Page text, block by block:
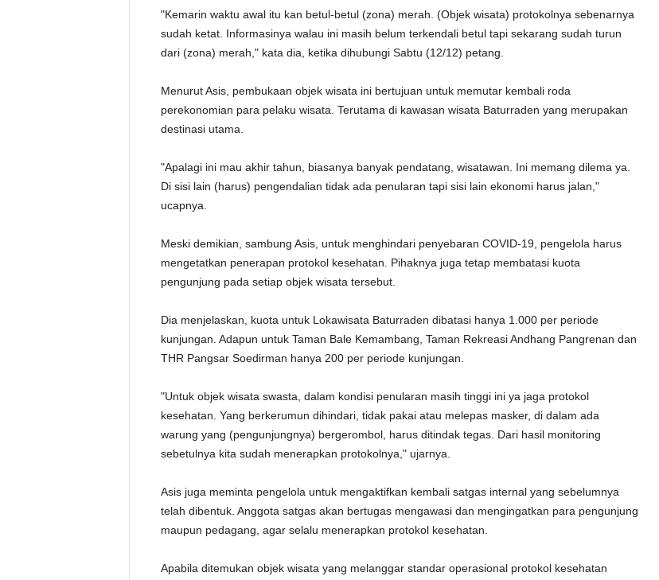
"Kemarin waktu awal itu kan betul-betul (zona) merah. (Objek wisata) protokolnya sebenarnya
sudah ketat. Informasinya walau ini masih belum terkendali betul tapi sekarang sudah turun
dari (zona) merah," kata dia, ketika dihubungi Sabtu (12/12) petang.
Menurut Asis, pembukaan objek wisata ini bertujuan untuk memutar kembali roda
perekonomian para pelaku wisata. Terutama di kawasan wisata Baturraden yang merupakan
destinasi utama.
"Apalagi ini mau akhir tahun, biasanya banyak pendatang, wisatawan. Ini memang dilema ya.
Di sisi lain (harus) pengendalian tidak ada penularan tapi sisi lain ekonomi harus jalan,"
ucapnya.
Meski demikian, sambung Asis, untuk menghindari penyebaran COVID-19, pengelola harus
mengetatkan penerapan protokol kesehatan. Pihaknya juga tetap membatasi kuota
pengunjung pada setiap objek wisata tersebut.
Dia menjelaskan, kuota untuk Lokawisata Baturraden dibatasi hanya 1.000 per periode
kunjungan. Adapun untuk Taman Bale Kemambang, Taman Rekreasi Andhang Pangrenan dan
THR Pangsar Soedirman hanya 200 per periode kunjungan.
"Untuk objek wisata swasta, dalam kondisi penularan masih tinggi ini ya jaga protokol
kesehatan. Yang berkerumun dihindari, tidak pakai atau melepas masker, di dalam ada
warung yang (pengunjungnya) bergerombol, harus ditindak tegas. Dari hasil monitoring
sebetulnya kita sudah menerapkan protokolnya," ujarnya.
Asis juga meminta pengelola untuk mengaktifkan kembali satgas internal yang sebelumnya
telah dibentuk. Anggota satgas akan bertugas mengawasi dan mengingatkan para pengunjung
maupun pedagang, agar selalu menerapkan protokol kesehatan.
Apabila ditemukan objek wisata yang melanggar standar operasional protokol kesehatan